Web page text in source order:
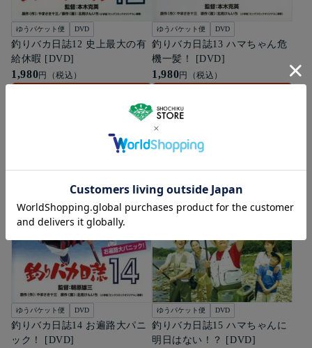
ゆうパケット便 DVD
釣りバカ日誌12 史上最大の有
給休暇 [DVD]
1,980円（税込）
ゆうパケット便 DVD
釣りバカ日誌13 ハマちゃん危
機一髪！ [DVD]
1,980円（税込）
ゆうパケット便 DVD
釣りバカ日誌14 お遍路大パニ
ック！ [DVD]
ゆうパケット便 DVD
釣りバカ日誌15 ハマちゃんに
明日はない！？ [DVD]